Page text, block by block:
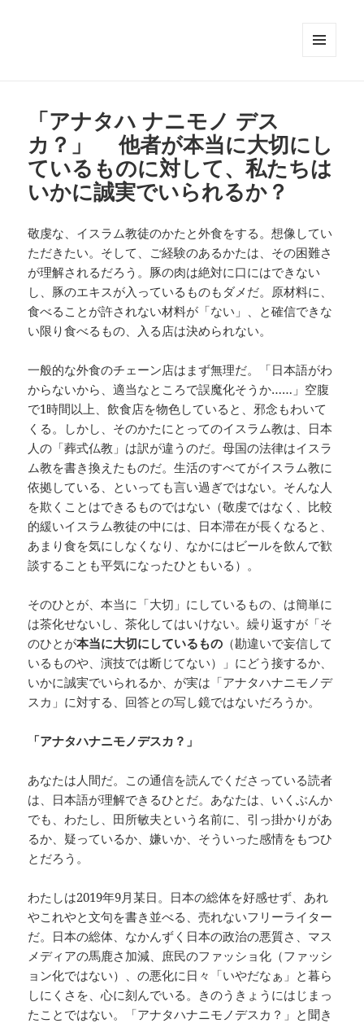
「アナタハ ナニモノ デス
カ？」 他者が本当に大切にし
ているものに対して、私たちは
いかに誠実でいられるか？
敬虔な、イスラム教徒のかたと外食をする。想像してい
ただきたい。そして、ご経験のあるかたは、その困難さ
が理解されるだろう。豚の肉は絶対に口にはできない
し、豚のエキスが入っているものもダメだ。原材料に、
食べることが許されない材料が「ない」、と確信できな
い限り食べるもの、入る店は決められない。
一般的な外食のチェーン店はまず無理だ。「日本語がわ
からないから、適当なところで誤魔化そうか……」空腹
で1時間以上、飲食店を物色していると、邪念もわいて
くる。しかし、そのかたにとってのイスラム教は、日本
人の「葬式仏教」は訳が違うのだ。母国の法律はイスラ
ム教を書き換えたものだ。生活のすべてがイスラム教に
依拠している、といっても言い過ぎではない。そんな人
を欺くことはできるものではない（敬虔ではなく、比較
的緩いイスラム教徒の中には、日本滞在が長くなると、
あまり食を気にしなくなり、なかにはビールを飲んで歓
談することも平気になったひともいる）。
そのひとが、本当に「大切」にしているもの、は簡単に
は茶化せないし、茶化してはいけない。繰り返すが「そ
のひとが本当に大切にしているもの （勘違いで妄信して
いるものや、演技では断じてない）」にどう接するか、
いかに誠実でいられるか、が実は「アナタハナニモノデ
スカ」に対する、回答との写し鏡ではないだろうか。
「アナタハナニモノデスカ？」
あなたは人間だ。この通信を読んでくださっている読者
は、日本語が理解できるひとだ。あなたは、いくぶんか
でも、わたし、田所敏夫という名前に、引っ掛かりがあ
るか、疑っているか、嫌いか、そういった感情をもつひ
とだろう。
わたしは2019年9月某日。日本の総体を好感せず、あれ
やこれやと文句を書き並べる、売れないフリーライター
だ。日本の総体、なかんずく日本の政治の悪質さ、マス
メディアの馬鹿さ加減、庶民のファッショ化（ファッシ
ョン化ではない）、の悪化に日々「いやだなぁ」と暮ら
しにくさを、心に刻んでいる。きのうきょうにはじまっ
たことではない。「アナタハナニモノデスカ？」と聞き